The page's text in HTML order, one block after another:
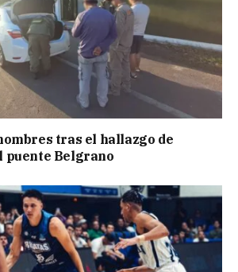
tras el hallazgo de
puente Belgrano